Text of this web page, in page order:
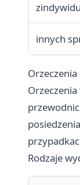
innych
Orzeczenia
Rodzaje